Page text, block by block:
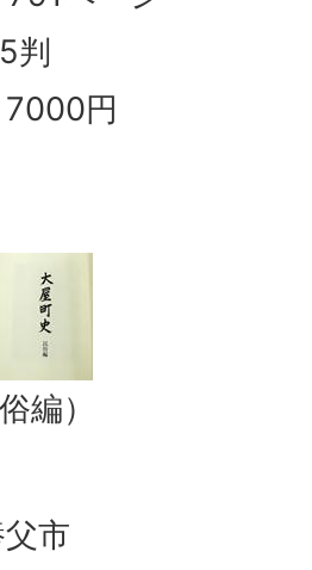
判
7000円
民俗編）
市